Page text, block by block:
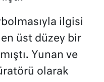
ilgisi
üst düzey bir
Yunan ve
olarak